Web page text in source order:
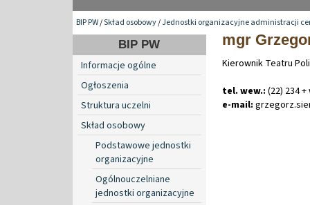
BIP PW/Skład osobowy/Jednostki organizacyjne administracji
BIP PW
Informacje ogólne
Ogłoszenia
Struktura uczelni
Skład osobowy
Podstawowe jednostki
organizacyjne
Ogólnouczelniane
jednostki organizacyjne
mgr
Kierownik Teatru
tel. wew.: (22) 234
e-mail: grzegorz.